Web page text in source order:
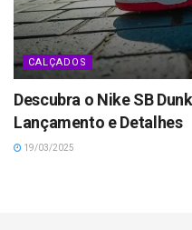
CALÇADOS
Descubra o Nike SB
Lançamento e Detalhes
19/03/2025